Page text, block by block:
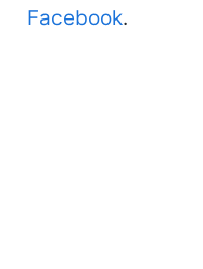
Facebook.